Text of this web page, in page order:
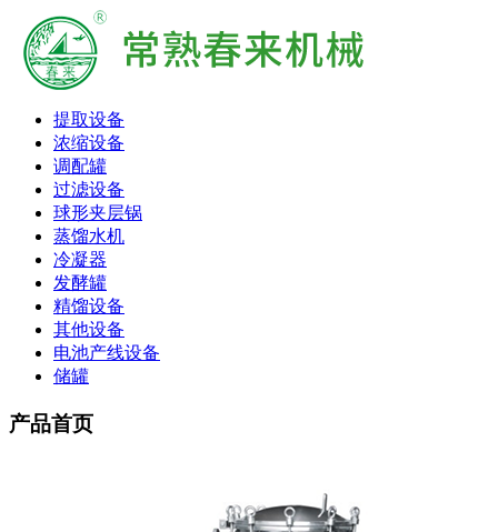
提取设备
浓缩设备
调配罐
过滤设备
球形夹层锅
蒸馏水机
冷凝器
发酵罐
精馏设备
其他设备
电池产线设备
储罐
产品首页